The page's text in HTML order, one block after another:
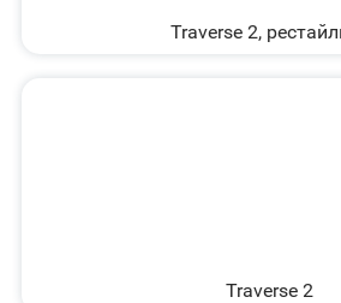
Traverse 2,
Traverse 2